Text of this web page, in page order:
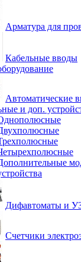
Арматура для
Кабельные вводы
Автоматические
и доп.
Дифавтоматы и
Счетчики